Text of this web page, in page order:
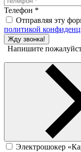
Телефон *
Отправляя эту
политикой
Жду звонка!
Напишите
Электрошокер